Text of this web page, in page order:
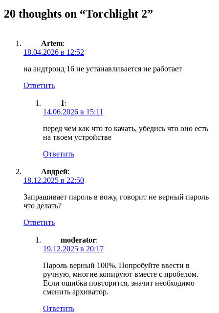
20 thoughts on “Torchlight 2”
Artem:
18.04.2026 в 12:52
на андтроид 16 не устанавливается не работает
Ответить
1:
14.06.2026 в 15:11
перед чем как что то качать, убедись что оно есть
на твоем устройстве
Ответить
Андрей:
18.12.2025 в 22:50
Запрашивает пароль в вожу, говорит не верный пароль
что делать?
Ответить
moderator:
19.12.2025 в 20:17
Пароль верный 100%. Попробуйте ввести в
ручную, многие копируют вместе с пробелом.
Если ошибка повторится, значит необходимо
сменить архиватор.
Ответить